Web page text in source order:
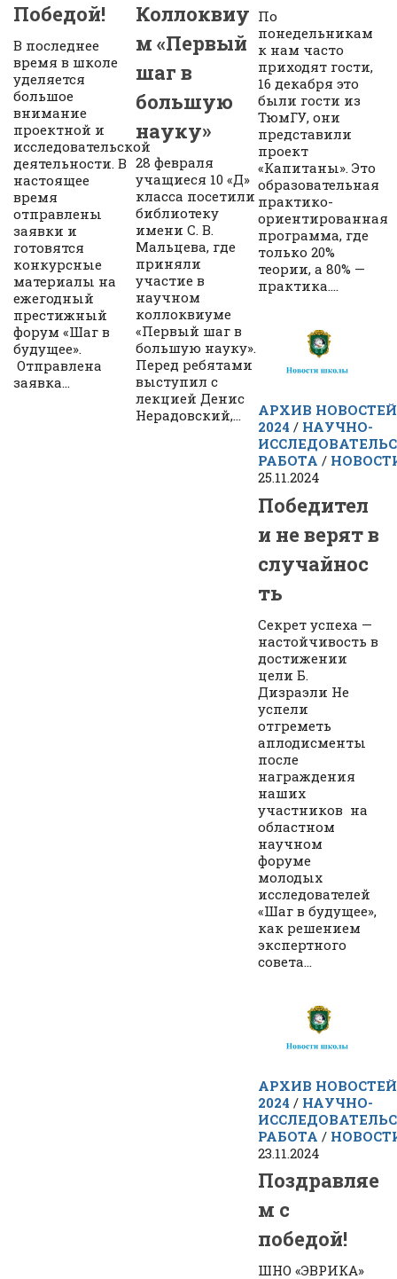
Победой!
В последнее
время в школе
уделяется
большое
внимание
проектной и
исследовательской
деятельности. В
настоящее
время
отправлены
заявки и
готовятся
конкурсные
материалы на
ежегодный
престижный
форум «Шаг в
будущее».
Отправлена
заявка...
Коллоквиу
м «Первый
шаг в
большую
науку»
28 февраля
учащиеся 10 «Д»
класса посетили
библиотеку
имени С. В.
Мальцева, где
приняли
участие в
научном
коллоквиуме
«Первый шаг в
большую науку».
Перед ребятами
выступил с
лекцией Денис
Нерадовский,...
По
понедельникам
к нам часто
приходят гости,
16 декабря это
были гости из
ТюмГУ, они
представили
проект
«Капитаны». Это
образовательная
практико-
ориентированная
программа, где
только 20%
теории, а 80% —
практика....
АРХИВ НОВОСТЕЙ
2024 / НАУЧНО-
РАБОТА /
25.11.2024
Победител
и не верят в
случайнос
ть
Секрет успеха —
настойчивость в
достижении
цели Б.
Дизраэли Не
успели
отгреметь
аплодисменты
после
награждения
наших
участников на
областном
научном
форуме
молодых
исследователей
«Шаг в будущее»,
как решением
экспертного
совета...
АРХИВ НОВОСТЕЙ
2024 / НАУЧНО-
РАБОТА /
23.11.2024
Поздравляе
м с
победой!
ШНО «ЭВРИКА»